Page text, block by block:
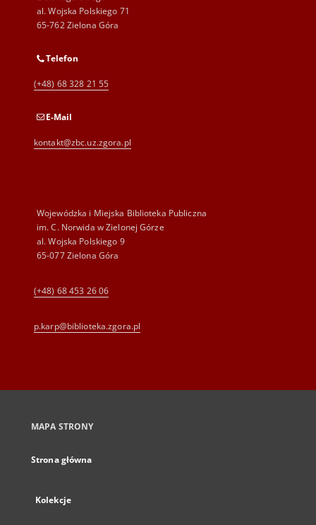
al. Wojska Polskiego 71
65-762 Zielona Góra
Telefon
(+48) 68 328 21 55
E-Mail
kontakt@zbc.uz.zgora.pl
Wojewódzka i Miejska Biblioteka Publiczna
im. C. Norwida w Zielonej Górze
al. Wojska Polskiego 9
65-077 Zielona Góra
(+48) 68 453 26 06
p.karp@biblioteka.zgora.pl
MAPA STRONY
Strona główna
Kolekcje